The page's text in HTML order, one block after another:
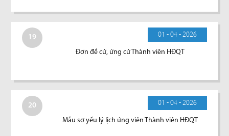
19 01 - 04 - 2026
Đơn đề cử, ứng cử Thành viên HĐQT
20 01 - 04 - 2026
Mẫu sơ yếu lý lịch ứng viên Thành viên HĐQT